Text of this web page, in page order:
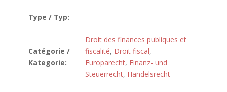
Type / Typ:
Catégorie /
Kategorie:
Droit des finances publiques et
fiscalité, Droit fiscal,
Europarecht, Finanz- und
Steuerrecht, Handelsrecht